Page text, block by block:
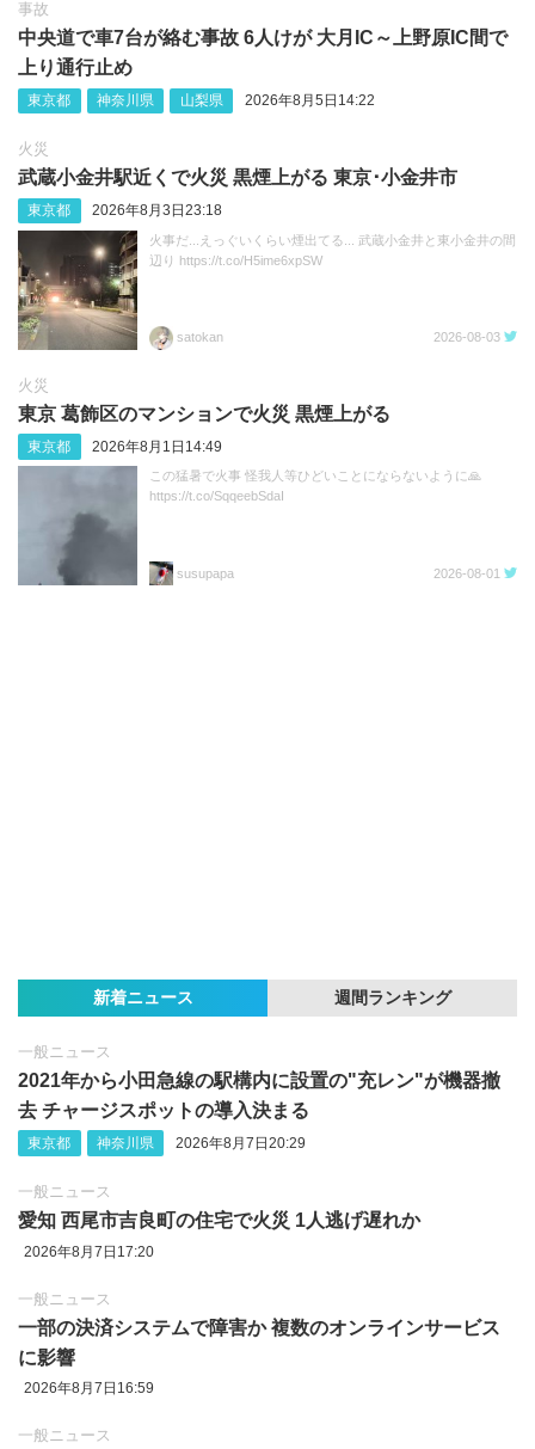
事故
中央道で車7台が絡む事故 6人けが 大月IC～上野原IC間で
上り通行止め
東京都 神奈川県 山梨県 2026年8月5日14:22
火災
武蔵小金井駅近くで火災 黒煙上がる 東京･小金井市
東京都 2026年8月3日23:18
火事だ...えっぐいくらい煙出てる... 武蔵小金井と東小金井の間
辺り https://t.co/H5ime6xpSW
satokan 2026-08-03
火災
東京 葛飾区のマンションで火災 黒煙上がる
東京都 2026年8月1日14:49
この猛暑で火事 怪我人等ひどいことにならないように🙏
https://t.co/SqqeebSdaI
susupapa 2026-08-01
新着ニュース 週間ランキング
一般ニュース
2021年から小田急線の駅構内に設置の"充レン"が機器撤
去 チャージスポットの導入決まる
東京都 神奈川県 2026年8月7日20:29
一般ニュース
愛知 西尾市吉良町の住宅で火災 1人逃げ遅れか
2026年8月7日17:20
一般ニュース
一部の決済システムで障害か 複数のオンラインサービス
に影響
2026年8月7日16:59
一般ニュース